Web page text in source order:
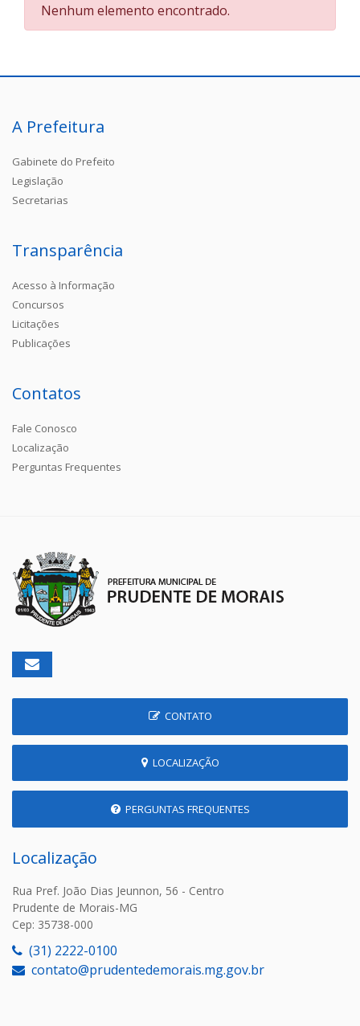
Nenhum elemento encontrado.
A Prefeitura
Gabinete do Prefeito
Legislação
Secretarias
Transparência
Acesso à Informação
Concursos
Licitações
Publicações
Contatos
Fale Conosco
Localização
Perguntas Frequentes
CONTATO
LOCALIZAÇÃO
PERGUNTAS FREQUENTES
Localização
Rua Pref. João Dias Jeunnon, 56 - Centro
Prudente de Morais-MG
Cep: 35738-000
(31) 2222-0100
contato@prudentedemorais.mg.gov.br